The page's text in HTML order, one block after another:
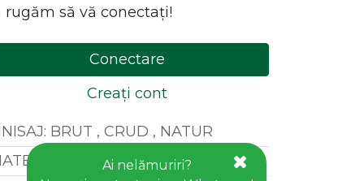
rugăm să vă conectați!
Conectare
Creați cont
: BRUT , CRUD , NATUR
LEMN FAG
legătura cu noi!
office@goldhouseconcept.ro
+40722600666
Ai nelămuriri?